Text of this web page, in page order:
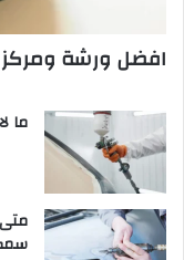
افضل ورشة ومركز
ما